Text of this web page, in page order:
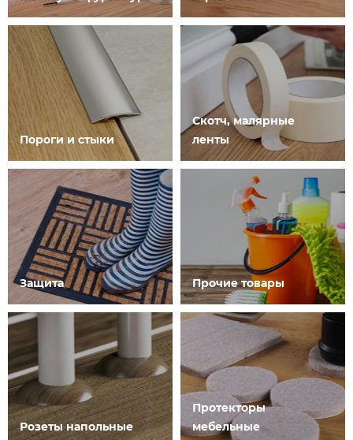
Пороги и стыки
Скотч, малярные
ленты
Защита Прочие товары
Розеты напольные
Протекторы
мебельные